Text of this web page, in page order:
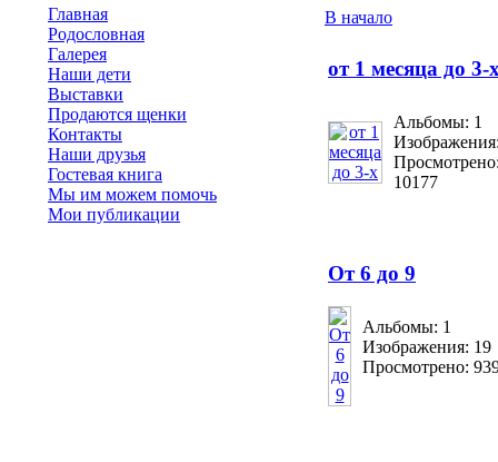
Главная
Родословная
Галерея
Наши дети
Выставки
Продаются щенки
Контакты
Наши друзья
Гостевая книга
Мы им можем помочь
Мои публикации
В начало
от 1 месяца до 3-
Альбомы: 1
10177
От 6 до 9
Альбомы: 1
Изображения: 19
Просмотрено: